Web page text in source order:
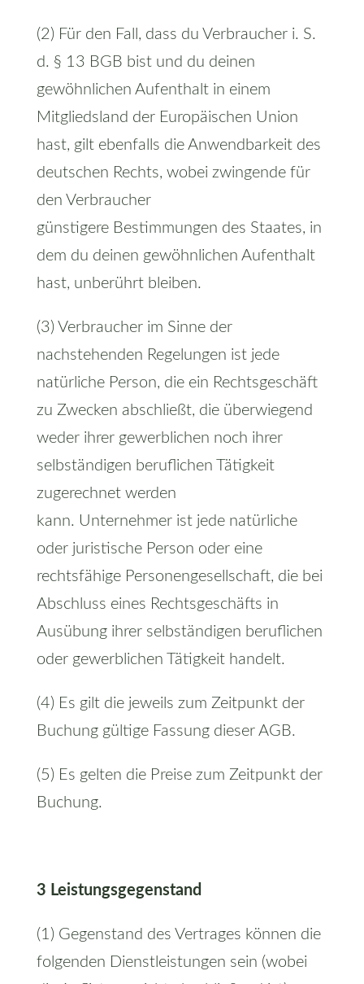
(2) Für den Fall, dass du Verbraucher i. S.
d. § 13 BGB bist und du deinen
gewöhnlichen Aufenthalt in einem
Mitgliedsland der Europäischen Union
hast, gilt ebenfalls die Anwendbarkeit des
deutschen Rechts, wobei zwingende für
den Verbraucher
günstigere Bestimmungen des Staates, in
dem du deinen gewöhnlichen Aufenthalt
hast, unberührt bleiben.
(3) Verbraucher im Sinne der
nachstehenden Regelungen ist jede
natürliche Person, die ein Rechtsgeschäft
zu Zwecken abschließt, die überwiegend
weder ihrer gewerblichen noch ihrer
selbständigen beruflichen Tätigkeit
zugerechnet werden
kann. Unternehmer ist jede natürliche
oder juristische Person oder eine
rechtsfähige Personengesellschaft, die bei
Abschluss eines Rechtsgeschäfts in
Ausübung ihrer selbständigen beruflichen
oder gewerblichen Tätigkeit handelt.
(4) Es gilt die jeweils zum Zeitpunkt der
Buchung gültige Fassung dieser AGB.
(5) Es gelten die Preise zum Zeitpunkt der
Buchung.
3 Leistungsgegenstand
(1) Gegenstand des Vertrages können die
folgenden Dienstleistungen sein (wobei